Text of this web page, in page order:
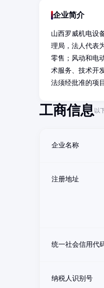
企业简介
山西罗威机电设
理局，法人代表
零售；风动和电
术服务、技术开
法须经批准的项
工商信息以
企业名称
注册地址
统一社会信用代
纳税人识别号